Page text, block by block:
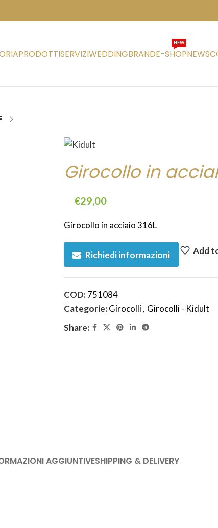
PRODOTTISERVIZIWEDDINGBRANDE-SHOP
NEW
NEWS
Girocollo in
€29,00
Girocollo in acciaio 316L
Richiedi informazioni Add
COD:751084
Categorie:Girocolli, Girocolli - Kidult
Share:
AGGIUNTIVESHIPPING & DELIVERY